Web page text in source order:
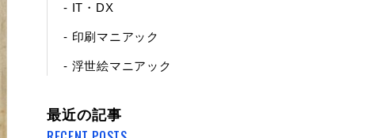
- IT・DX
- 印刷マニアック
- 浮世絵マニアック
最近の記事